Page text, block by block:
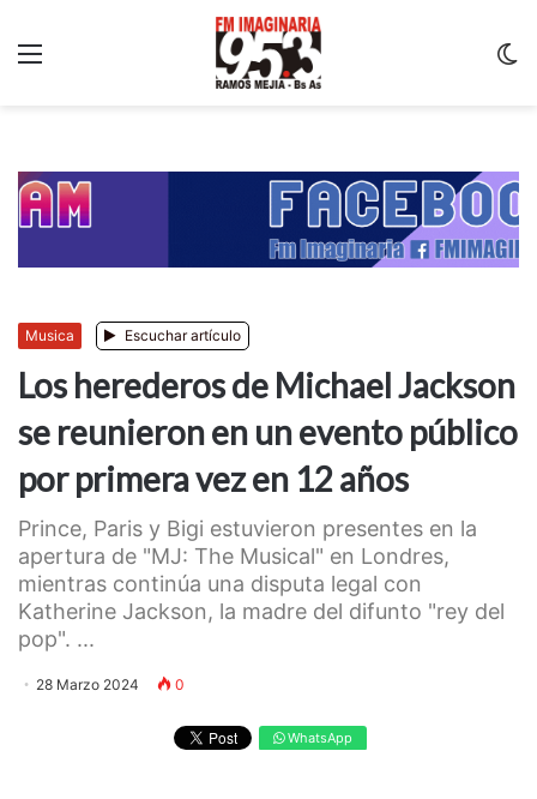
Musica Escuchar artículo
Los herederos de Michael Jackson
se reunieron en un evento público
por primera vez en 12 años
Prince, Paris y Bigi estuvieron presentes en la
apertura de "MJ: The Musical" en Londres,
mientras continúa una disputa legal con
Katherine Jackson, la madre del difunto "rey del
pop". ...
28 Marzo 2024 0
WhatsApp